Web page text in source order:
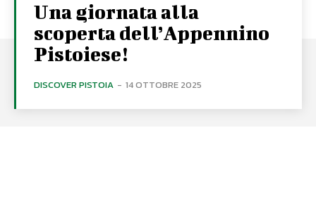
Una giornata alla
scoperta dell’Appennino
Pistoiese!
DISCOVER PISTOIA - 14 OTTOBRE 2025